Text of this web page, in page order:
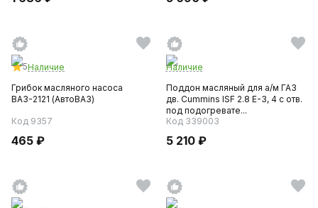
5Наличие
Грибок масляного насоса
ВАЗ-2121 (АвтоВАЗ)
Код 9357
465 ₽
Наличие
Поддон масляный для а/м ГАЗ
дв. Cummins ISF 2.8 Е-3, 4 с отв.
под подогревате...
Код 339003
5 210 ₽